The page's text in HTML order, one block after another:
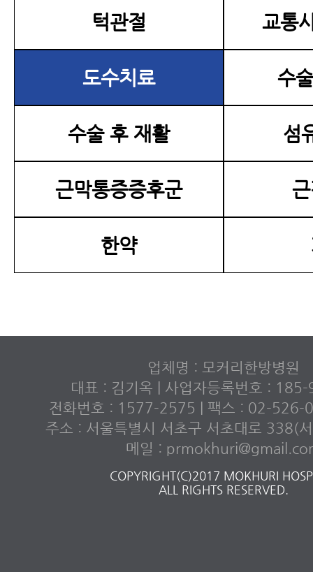
턱관절 교통
도수치료 수
수술 후 재활 섬
근막통증증후군
한약
업체명 : 모커리한방병원
대표 : 김기옥 | 사업자등록번호 :
전화번호 : 1577-2575 | 팩스 : 02-526-
주소 : 서울특별시 서초구 서초대로 338(
메일 :
COPYRIGHT(C)2017 MOKHURI
ALL RIGHTS RESERVED.